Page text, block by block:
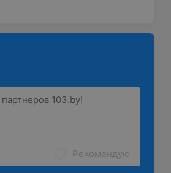
Рекомендую